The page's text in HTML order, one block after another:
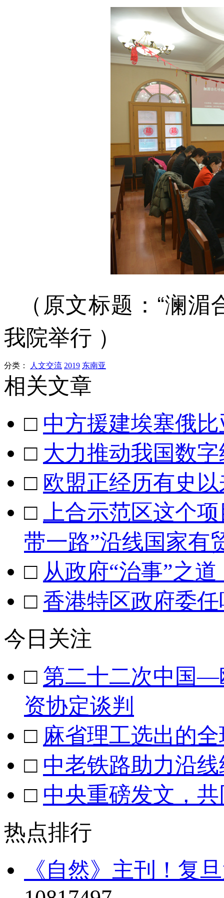
（原文标题： “澜湄
我院举行 ）
分类： 人文交流 2019 东南亚
相关文章
□ 中方援建埃塞俄
□ 大力推动我国数
□ 欧盟正经历有史
□
上合示范区这个
带一路”沿线国家有
□ 从政府“治事”之
□ 香港特区政府委
今日关注
□ 第二十二次中国—
资协定谈判
□ 麻省理工选出的
□ 中老铁路助力沿
□ 中央重磅发文，
热点排行
《自然》主刊！复